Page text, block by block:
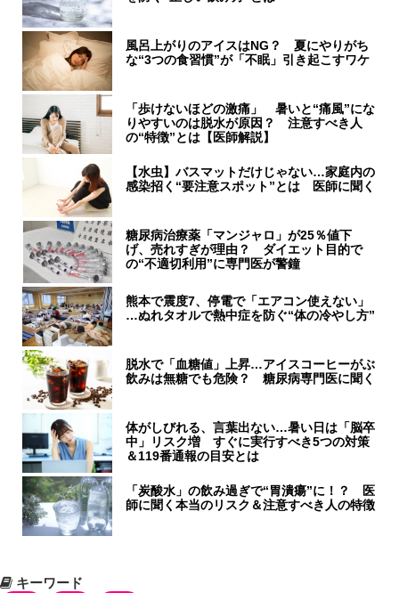
風呂上がりのアイスはNG？ 夏にやりがち
な“3つの食習慣”が「不眠」引き起こすワケ
「歩けないほどの激痛」 暑いと“痛風”にな
りやすいのは脱水が原因？ 注意すべき人
の“特徴”とは【医師解説】
【水虫】バスマットだけじゃない…家庭内の
感染招く“要注意スポット”とは 医師に聞く
糖尿病治療薬「マンジャロ」が25％値下
げ、売れすぎが理由？ ダイエット目的で
の“不適切利用”に専門医が警鐘
熊本で震度7、停電で「エアコン使えない」
…ぬれタオルで熱中症を防ぐ“体の冷やし方”
脱水で「血糖値」上昇…アイスコーヒーがぶ
飲みは無糖でも危険？ 糖尿病専門医に聞く
体がしびれる、言葉出ない…暑い日は「脳卒
中」リスク増 すぐに実行すべき5つの対策
＆119番通報の目安とは
「炭酸水」の飲み過ぎで“胃潰瘍”に！？ 医
師に聞く本当のリスク＆注意すべき人の特徴
キーワード